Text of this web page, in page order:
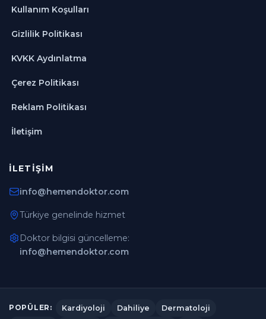
Kullanım Koşulları
Gizlilik Politikası
KVKK Aydınlatma
Çerez Politikası
Reklam Politikası
İletişim
İLETIŞIM
info@hemendoktor.com
Türkiye genelinde hizmet
Doktor bilgisi güncelleme:
info@hemendoktor.com
POPÜLER: Kardiyoloji Dahiliye Dermatoloji